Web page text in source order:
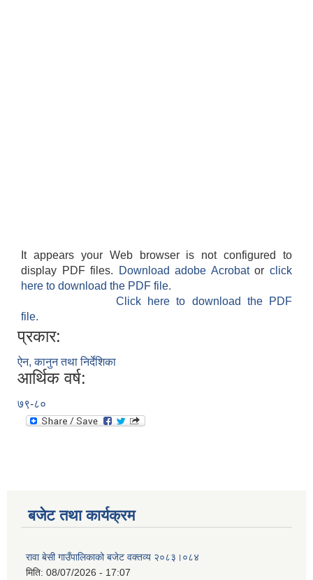
It appears your Web browser is not configured to
display PDF files.
Download adobe Acrobatorclick
here to download the PDF file.
Click here to download the PDF
file.
प्रकार:
ऐन, कानुन तथा निर्देशिका
आर्थिक वर्ष:
७९-८०
बजेट तथा कार्यक्रम
रावा बेसी गाउँपालिकाको बजेट वक्तव्य २०८३।०८४
मिति: 08/07/2026 - 17:07